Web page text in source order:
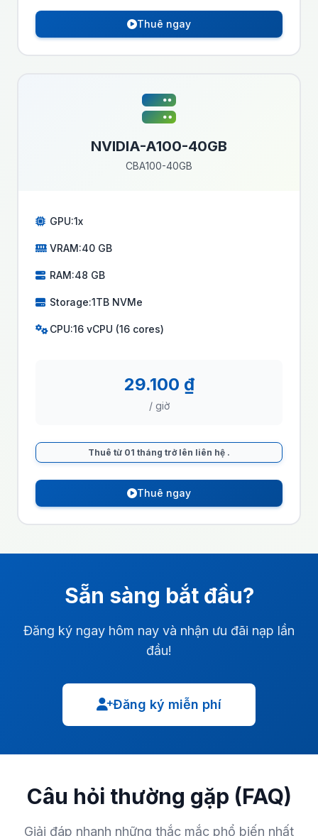
Thuê ngay
NVIDIA-A100-40GB
CBA100-40GB
GPU:1x
VRAM:40 GB
RAM:48 GB
Storage:1TB NVMe
CPU:16 vCPU (16 cores)
29.100 ₫
/ giờ
Thuê từ 01 tháng trở lên liên hệ .
Thuê ngay
Sẵn sàng bắt đầu?
Đăng ký ngay hôm nay và nhận ưu đãi nạp lần
đầu!
Đăng ký miễn phí
Câu hỏi thường gặp (FAQ)
Giải đáp nhanh những thắc mắc phổ biến nhất